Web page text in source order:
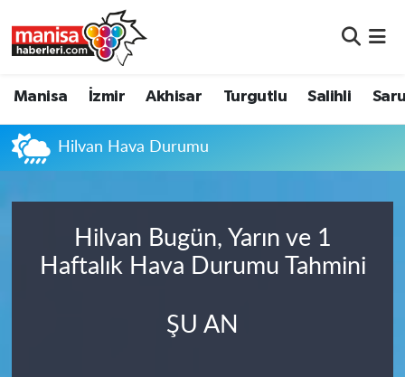
Manisa İzmir Akhisar Turgutlu Salihli
Hilvan Hava Durumu
Hilvan Bugün, Yarın ve 1
Haftalık Hava Durumu Tahmini
ŞU AN
Akhisar
Turgutlu
Salihli
Manisa Nöbetçi Eczaneler
Manisa Namaz Vakitleri
Manisa Trafik Yoğunluk Haritası
Süper Lig Puan Durumu ve Fikstür